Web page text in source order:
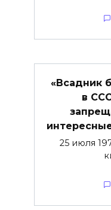
«Всадник
в
25 июля